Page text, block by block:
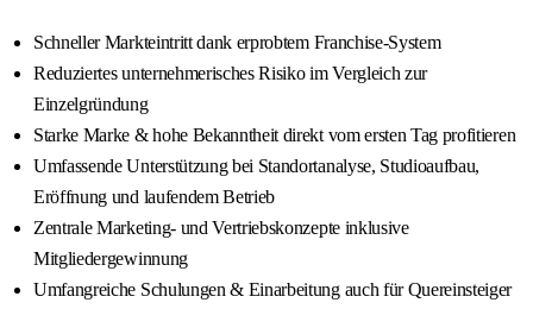
Schneller Markteintritt dank erprobtem Franchise-System
Reduziertes unternehmerisches Risiko im Vergleich zur
Einzelgründung
Starke Marke & hohe Bekanntheit direkt vom ersten Tag profitieren
Umfassende Unterstützung bei Standortanalyse, Studioaufbau,
Eröffnung und laufendem Betrieb
Zentrale Marketing- und Vertriebskonzepte inklusive
Mitgliedergewinnung
Umfangreiche Schulungen & Einarbeitung auch für Quereinsteiger